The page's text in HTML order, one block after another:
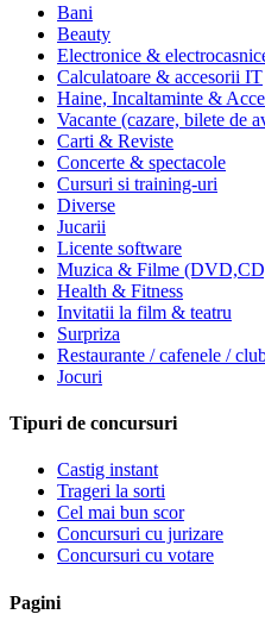
Bani
Beauty
Electronice &
Calculatoare & accesorii IT
Haine, Incaltaminte &
Vacante (cazare, bilete de
Carti & Reviste
Concerte & spectacole
Cursuri si training-uri
Diverse
Jucarii
Licente software
Muzica & Filme
Health & Fitness
Invitatii la film & teatru
Surpriza
Restaurante / cafenele /
Jocuri
Tipuri de concursuri
Castig instant
Trageri la sorti
Cel mai bun scor
Concursuri cu jurizare
Concursuri cu votare
Pagini